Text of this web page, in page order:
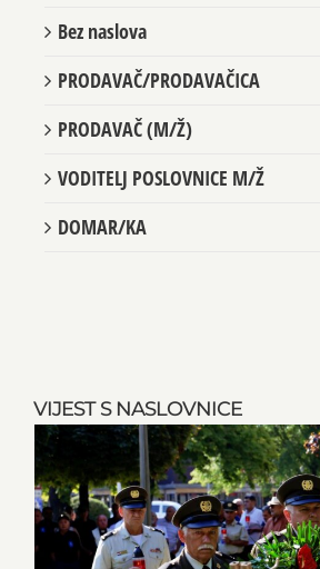
VIJEST S NASLOVNICE
Bez naslova
PRODAVAČ/PRODAVAČICA
PRODAVAČ (M/Ž)
VODITELJ POSLOVNICE M/Ž
DOMAR/KA